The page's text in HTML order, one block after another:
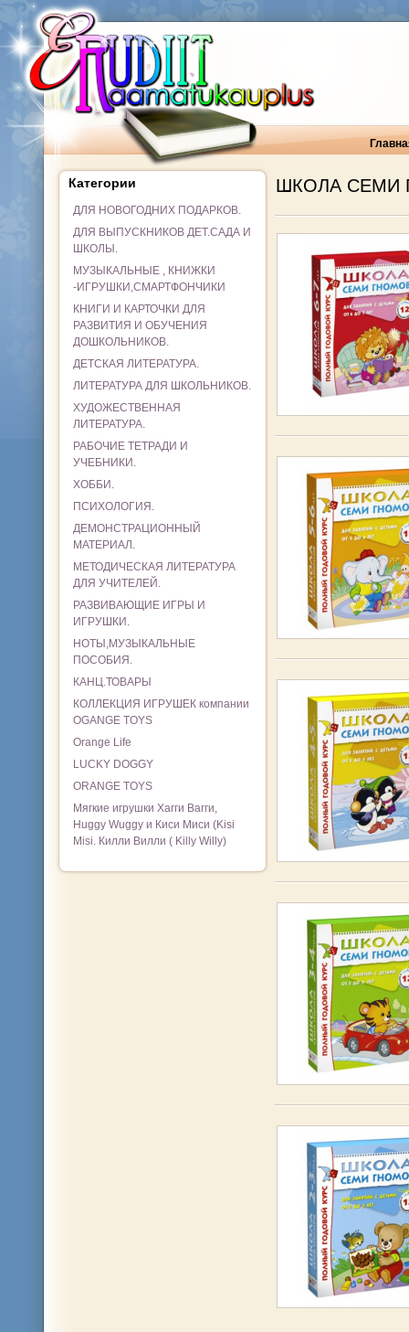
Категории
ДЛЯ НОВОГОДНИХ ПОДАРКОВ.
ДЛЯ ВЫПУСКНИКОВ ДЕТ.САДА И
ШКОЛЫ.
МУЗЫКАЛЬНЫЕ , КНИЖКИ
-ИГРУШКИ,СМАРТФОНЧИКИ
КНИГИ И КАРТОЧКИ ДЛЯ
РАЗВИТИЯ И ОБУЧЕНИЯ
ДОШКОЛЬНИКОВ.
ДЕТСКАЯ ЛИТЕРАТУРА.
ЛИТЕРАТУРА ДЛЯ ШКОЛЬНИКОВ.
ХУДОЖЕСТВЕННАЯ
ЛИТЕРАТУРА.
РАБОЧИЕ ТЕТРАДИ И
УЧЕБНИКИ.
ХОББИ.
ПСИХОЛОГИЯ.
ДЕМОНСТРАЦИОННЫЙ
МАТЕРИАЛ.
МЕТОДИЧЕСКАЯ ЛИТЕРАТУРА
ДЛЯ УЧИТЕЛЕЙ.
РАЗВИВАЮЩИЕ ИГРЫ И
ИГРУШКИ.
НОТЫ,МУЗЫКАЛЬНЫЕ
ПОСОБИЯ.
КАНЦ.ТОВАРЫ
КОЛЛЕКЦИЯ ИГРУШЕК компании
OGANGE TOYS
Orange Life
LUCKY DOGGY
ORANGE TOYS
Мягкие игрушки Хагги Вагги,
Huggy Wuggy и Киси Миси (Kisi
Misi. Килли Вилли ( Killy Willy)
ШКОЛА СЕМИ